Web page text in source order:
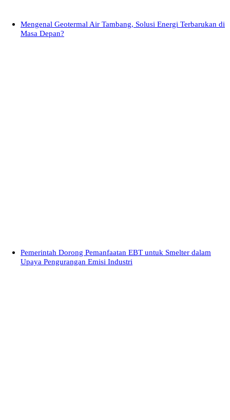
Mengenal Geotermal Air Tambang, Solusi Energi Terbarukan di
Masa Depan?
Pemerintah Dorong Pemanfaatan EBT untuk Smelter dalam
Upaya Pengurangan Emisi Industri